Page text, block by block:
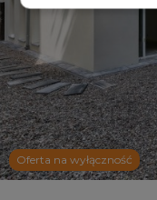
Oferta na wyłączność